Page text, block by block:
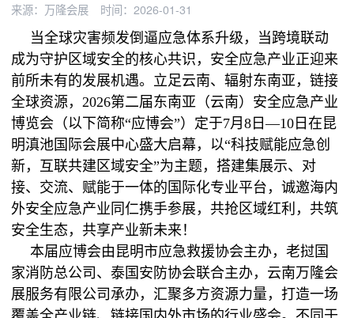
来源：万隆会展
时间：2026-01-31
当全球灾害频发倒逼应急体系升级，当跨境联动
成为守护区域安全的核心共识，安全应急产业正迎来
前所未有的发展机遇。立足云南、辐射东南亚，链接
全球资源，2026第二届东南亚（云南）安全应急产业
博览会（以下简称“应博会”）定于7月8日—10日在昆
明滇池国际会展中心盛大启幕，以“科技赋能应急创
新，互联共建区域安全”为主题，搭建集展示、对
接、交流、赋能于一体的国际化专业平台，诚邀海内
外安全应急产业同仁携手参展，共抢区域红利，共筑
安全生态，共享产业新未来！
本届应博会由昆明市应急救援协会主办，老挝国
家消防总公司、泰国安防协会联合主办，云南万隆会
展服务有限公司承办，汇聚多方资源力量，打造一场